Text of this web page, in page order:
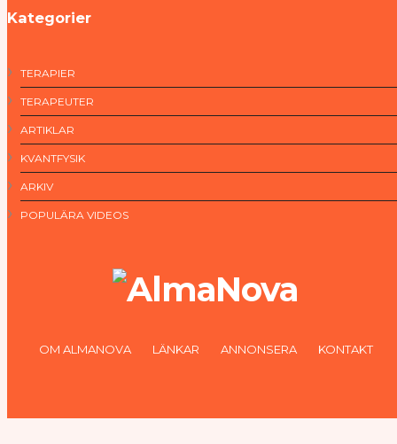
Kategorier
TERAPIER
TERAPEUTER
ARTIKLAR
KVANTFYSIK
ARKIV
POPULÄRA VIDEOS
OM ALMANOVA LÄNKAR ANNONSERA KONTAKT